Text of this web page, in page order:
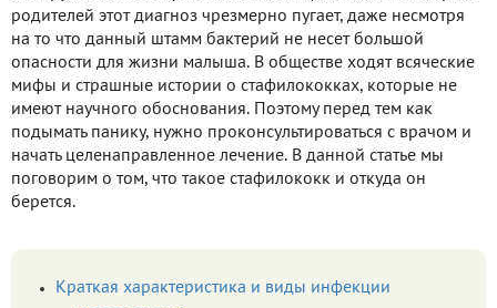
родителей этот диагноз чрезмерно пугает, даже несмотря
на то что данный штамм бактерий не несет большой
опасности для жизни малыша. В обществе ходят всяческие
мифы и страшные истории о стафилококках, которые не
имеют научного обоснования. Поэтому перед тем как
подымать панику, нужно проконсультироваться с врачом и
начать целенаправленное лечение. В данной статье мы
поговорим о том, что такое стафилококк и откуда он
берется.
Краткая характеристика и виды инфекции